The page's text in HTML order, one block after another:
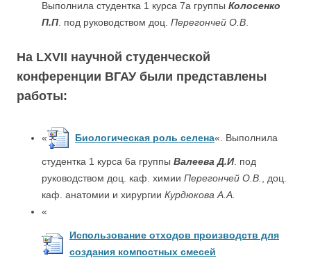
Выполнила студентка 1 курса 7а группы Колосенко
П.П. под руководством доц. Перегончей О.В
На LXVII научной студенческой
конференции ВГАУ были представлены
работы:
« Биологическая роль селена«. Выполнила
студентка 1 курса 6а группы Валеева Д.И. под
руководством доц. каф. химии Перегончей О.В.
, доц.
каф. анатомии и хирургии Курдюкова А.А.
«
Использование отходов производств для
создания компостных смесей